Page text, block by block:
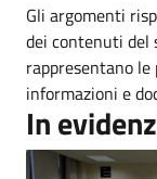
Gli argomenti
dei contenuti
rappresentano
informazioni e
In